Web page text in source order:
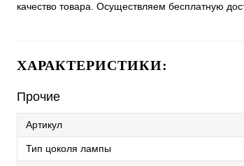
качество товара. Осуществляем бесплатную
ХАРАКТЕРИСТИКИ:
Прочие
Артикул
Тип цоколя лампы